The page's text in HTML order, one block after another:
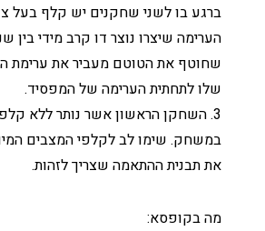
ברגע בו לשני שחקנים יש קלף בעל
הערימה שיצרו נוצר דו קרב מידי בין
שחוטף את הטוטם מעביר את ערימת
שלו לתחתית הערימה של המפסיד.
3. השחקן הראשון אשר נותר ללא
במשחק. שימו לב לקלפי המצבים
את תבנית ההתאמה שצריך לזהות.
מה בקופסא: